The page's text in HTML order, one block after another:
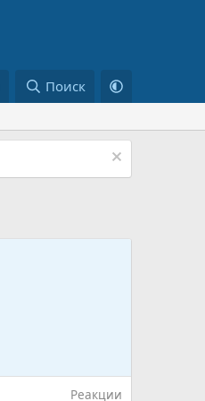
Поиск
Реакции